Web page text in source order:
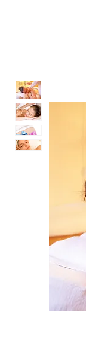
Massagem
+ de 20 anos com